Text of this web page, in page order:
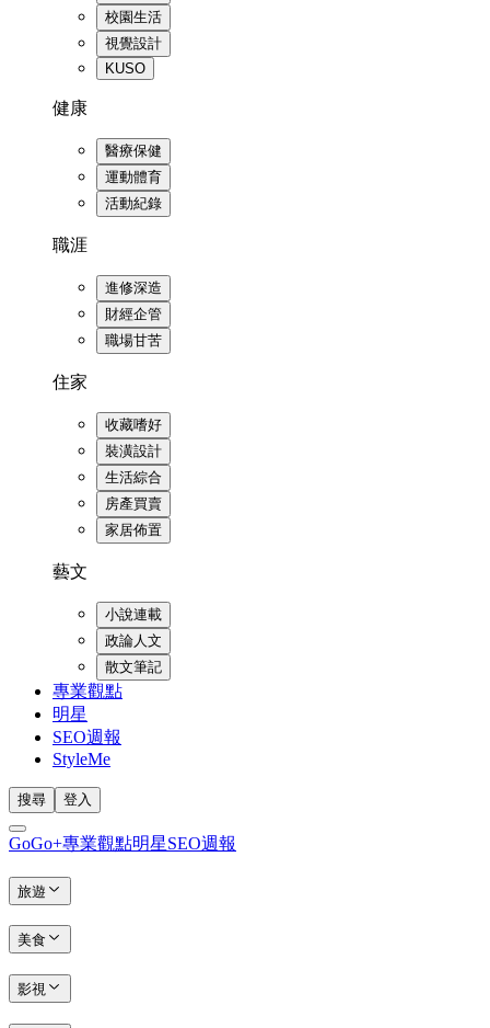
校園生活
視覺設計
KUSO
健康
醫療保健
運動體育
活動紀錄
職涯
進修深造
財經企管
職場甘苦
住家
收藏嗜好
裝潢設計
生活綜合
房產買賣
家居佈置
藝文
小說連載
政論人文
散文筆記
專業觀點
明星
SEO週報
StyleMe
搜尋 登入
GoGo+專業觀點明星SEO週報
旅遊
美食
影視